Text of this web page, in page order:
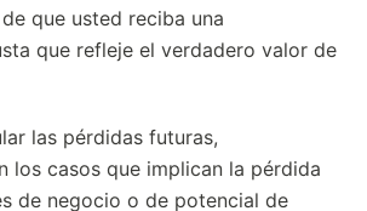
que usted reciba una
que refleje el verdadero valor de
las pérdidas futuras,
los casos que implican la pérdida
de negocio o de potencial de